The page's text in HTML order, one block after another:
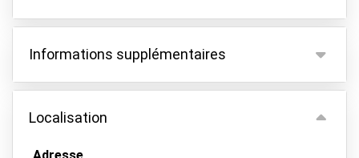
Caractéristiques
Parking couvert
Gardez vos clés
Vidéosurveillance
Informations supplémentaires
Le parking se trouve dans une zone écologique.
Les véhicules de plus de 4 mètres sont considérés
supplémentaires.
Localisation
Adresse